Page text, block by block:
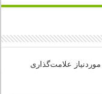
علامت‌گذاری